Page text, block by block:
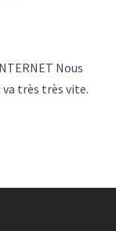
Nous
très très vite.